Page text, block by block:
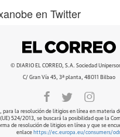
en Twitter
© DIARIO EL CORREO, S.A. Sociedad
C/ Gran Vía 45, 3ª planta, 48011 Bilbao
para la resolución de litigios en línea en materia
524/2013, se buscará la posibilidad que la
de resolución de litigios en línea y que se
enlace https://ec.europa.eu/consumers/odr